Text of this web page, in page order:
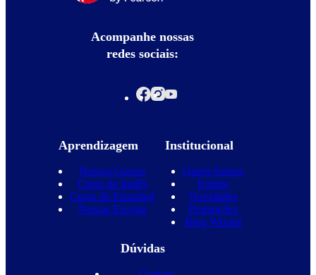
Acompanhe nossas
redes sociais:
Aprendizagem
Nossos Cursos
Curso de Inglês
Curso de Espanhol
Nossas Escolas
Institucional
Quem Somos
Equipe
Novidades
Promoções
Blog Wizard
Dúvidas